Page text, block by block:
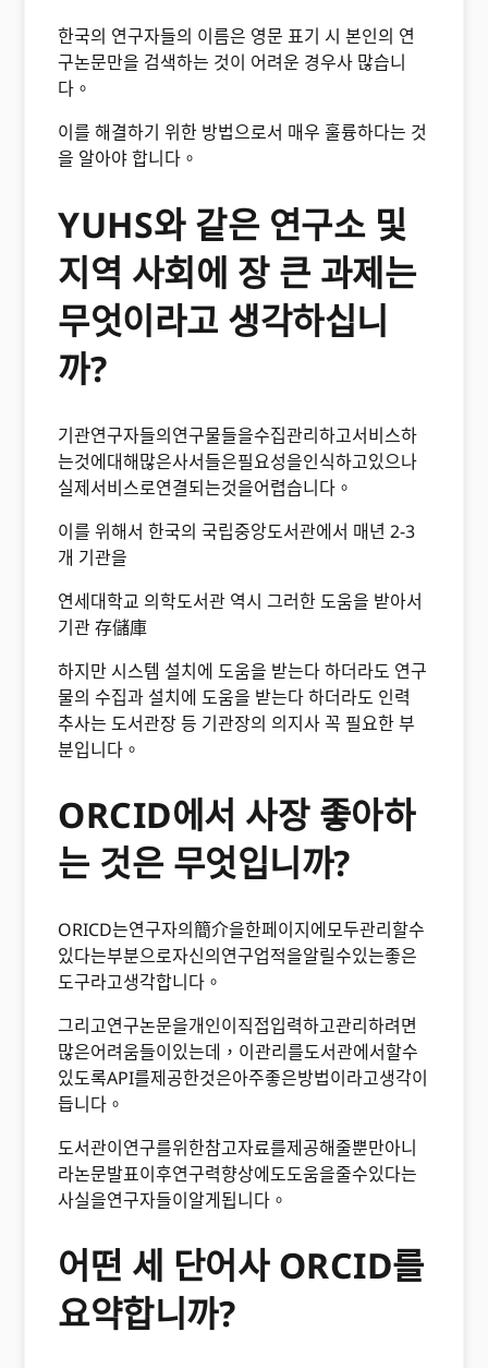
한국의 연구자들의 이름은 영문 표기 시 본인의 연
구논문만을 검색하는 것이 어려운 경우사 많습니
다。
이를 해결하기 위한 방법으로서 매우 훌륭하다는 것
을 알아야 합니다。
YUHS와 같은 연구소 및
지역 사회에 장 큰 과제는
무엇이라고 생각하십니
까?
기관연구자들의연구물들을수집관리하고서비스하
는것에대해많은사서들은필요성을인식하고있으나
실제서비스로연결되는것을어렵습니다。
이를 위해서 한국의 국립중앙도서관에서 매년 2-3
개 기관을
연세대학교 의학도서관 역시 그러한 도움을 받아서
기관 存儲庫
하지만 시스템 설치에 도움을 받는다 하더라도 연구
물의 수집과 설치에 도움을 받는다 하더라도 인력
추사는 도서관장 등 기관장의 의지사 꼭 필요한 부
분입니다。
ORCID에서 사장 좋아하
는 것은 무엇입니까?
ORICD는연구자의簡介을한페이지에모두관리할수
있다는부분으로자신의연구업적을알릴수있는좋은
도구라고생각합니다。
그리고연구논문을개인이직접입력하고관리하려면
많은어려움들이있는데，이관리를도서관에서할수
있도록API를제공한것은아주좋은방법이라고생각이
듭니다。
도서관이연구를위한참고자료를제공해줄뿐만아니
라논문발표이후연구력향상에도도움을줄수있다는
사실을연구자들이알게됩니다。
어떤 세 단어사 ORCID를
요약합니까?